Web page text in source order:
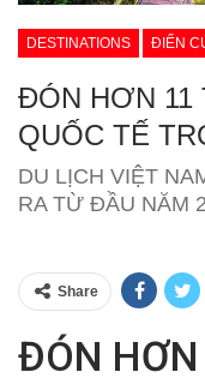
DESTINATIONS ĐIỂN
ĐÓN HƠN 11
QUỐC TẾ
DU LỊCH VIỆT
RA TỪ ĐẦU NĂM
Share
ĐÓN